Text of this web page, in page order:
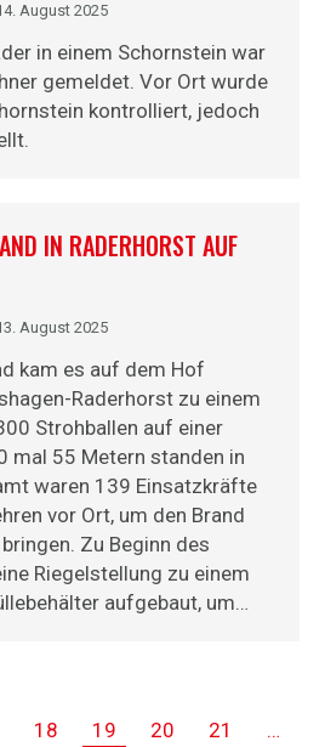
August 2025
in einem Schornstein war
gemeldet. Vor Ort wurde
kontrolliert, jedoch
IN RADERHORST AUF
August 2025
kam es auf dem Hof
Raderhorst zu einem
Strohballen auf einer
mal 55 Metern standen in
waren 139 Einsatzkräfte
vor Ort, um den Brand
Zu Beginn des
Riegelstellung zu einem
aufgebaut, um…
18 19 20 21 …